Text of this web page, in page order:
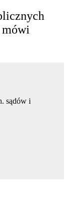
mówi
sądów i